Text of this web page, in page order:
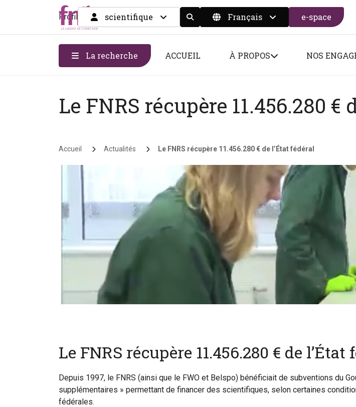
Profil scientifique Display the search form
Français e-space
La recherche ACCUEIL À PROPOS NOS
Le FNRS récupère 11.456.280 €
Fil d'Ariane
Accueil Actualités Le FNRS récupère 11.456.280 € de l’État fédéral
Le FNRS récupère 11.456.280 € de l’État
Depuis 1997, le FNRS (ainsi que le FWO et Belspo) bénéficiait de subventions du
supplémentaires » permettant de financer des scientifiques, selon certaines
fédérales.